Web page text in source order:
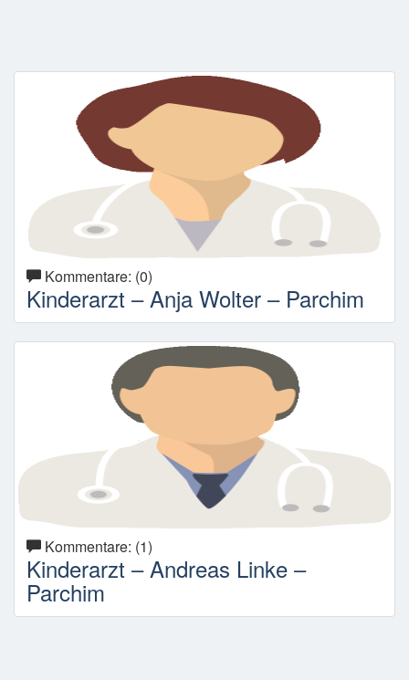
Kommentare: (0)
Kinderarzt – Anja Wolter – Parchim
Kommentare: (1)
Kinderarzt – Andreas Linke –
Parchim